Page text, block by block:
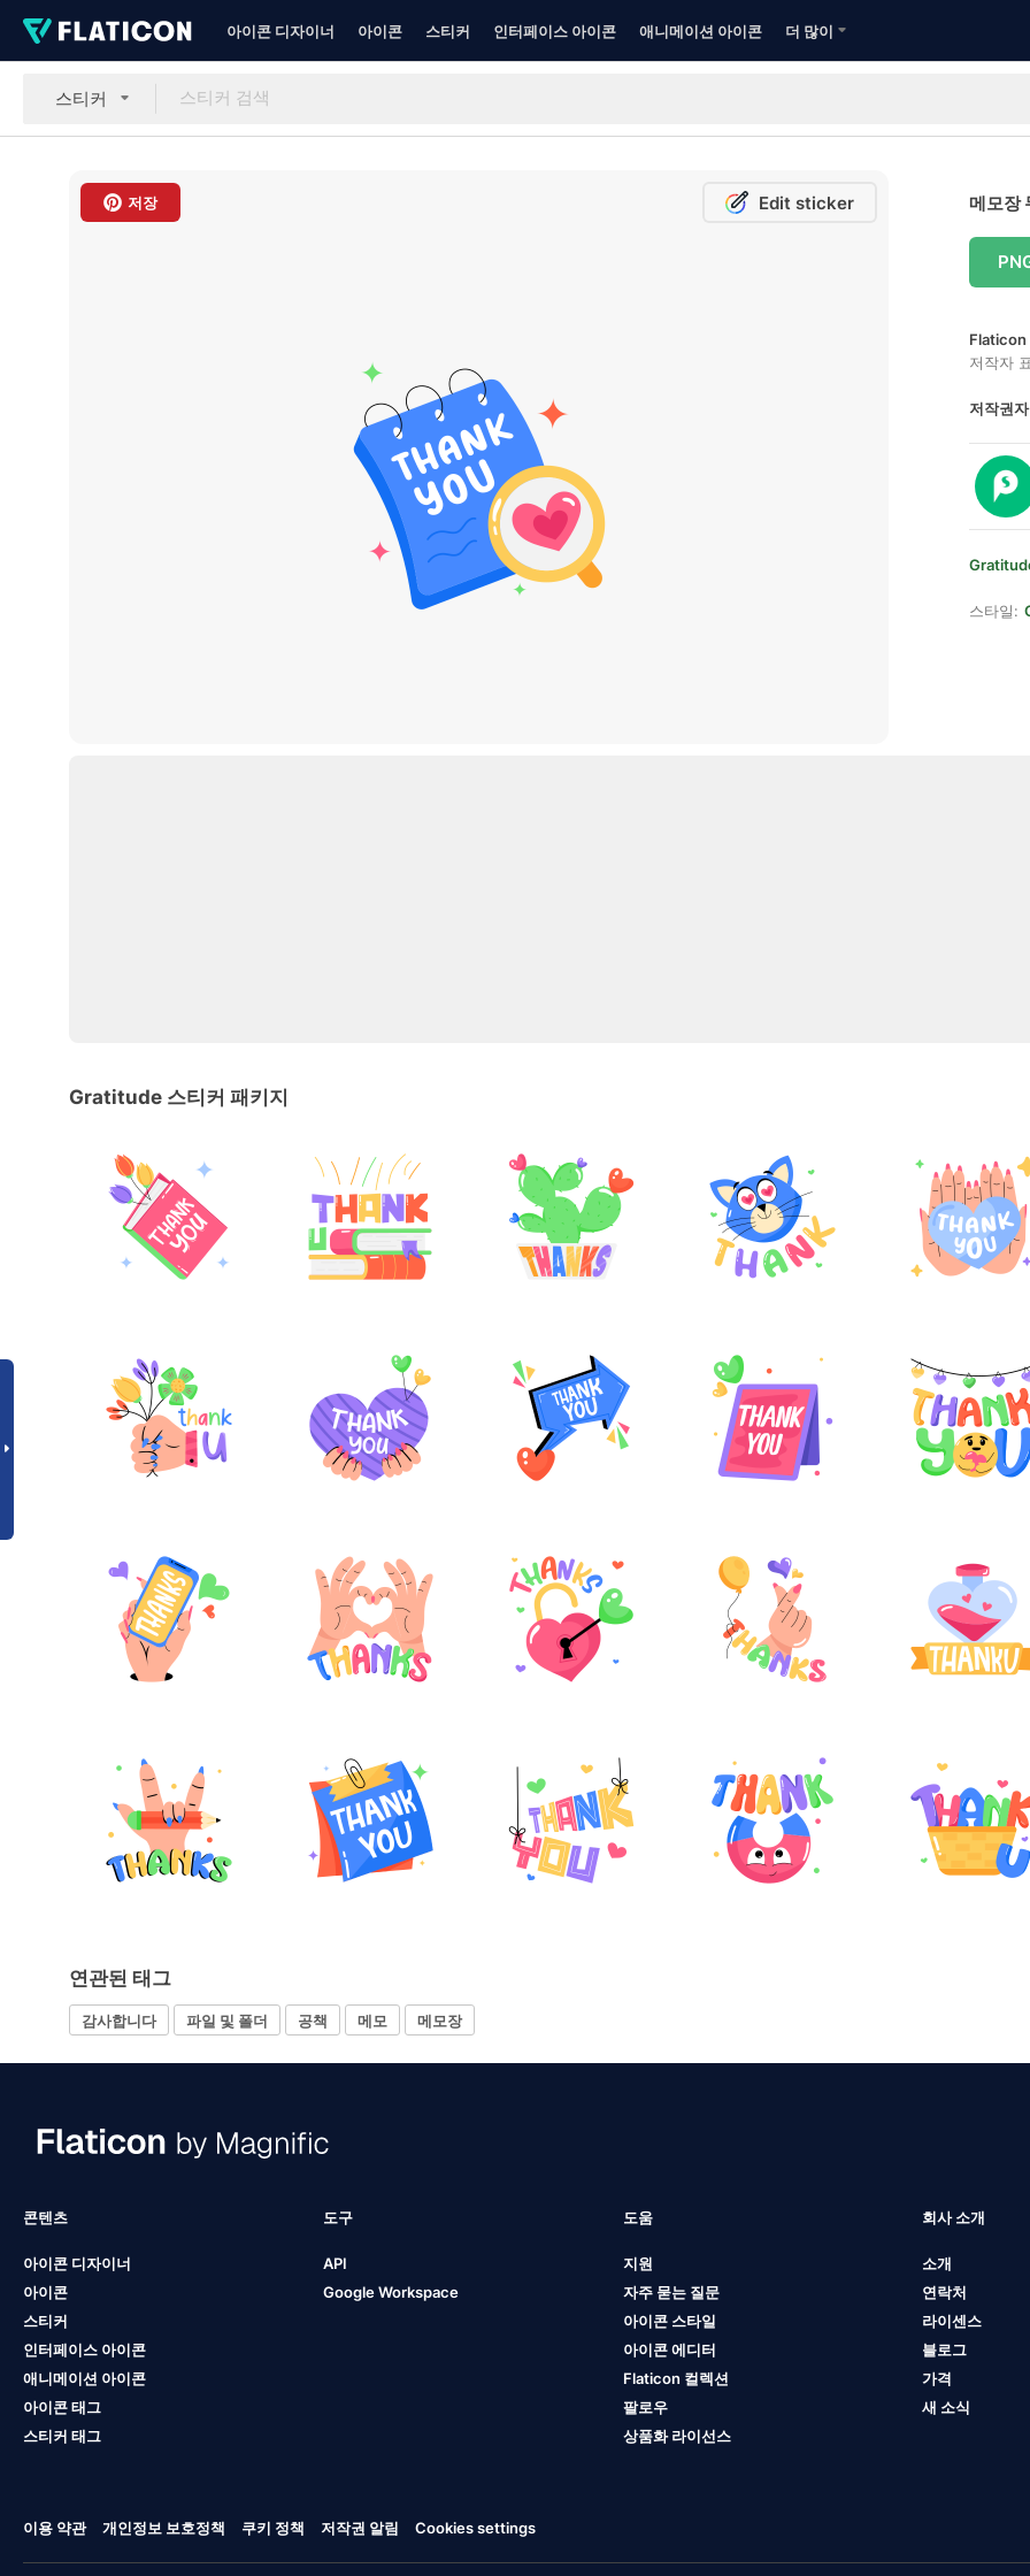
아이콘 디자이너 아이콘 스티커 인터페이스 아이콘 애니메이션 아이콘 더 많이
스티커
저장 Edit sticker 메모장
Flaticon
저작자
저작권
스타일:
Gratitude 스티커 패키지
연관된 태그
감사합니다 파일 및 폴더 공책 메모 메모장
콘텐츠
아이콘 디자이너
아이콘
스티커
인터페이스 아이콘
애니메이션 아이콘
아이콘 태그
스티커 태그
도구
API
Google Workspace
도움
지원
자주 묻는 질문
아이콘 스타일
아이콘 에디터
Flaticon 컬렉션
팔로우
상품화 라이선스
회사 소개
소개
연락처
라이센스
블로그
가격
새 소식
이용 약관 개인정보 보호정책 쿠키 정책 저작권 알림 Cookies settings